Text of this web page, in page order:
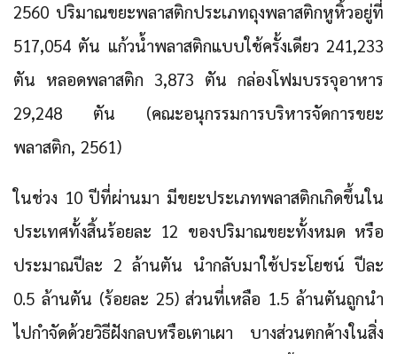
2560 ปริมาณขยะพลาสติกประเภทถุงพลาสติกหูหิ้วอยู่ที่
517,054 ตัน แก้วน้ำพลาสติกแบบใช้ครั้งเดียว 241,233
ตัน หลอดพลาสติก 3,873 ตัน กล่องโฟมบรรจุอาหาร
29,248 ตัน (คณะอนุกรรมการบริหารจัดการขยะ
พลาสติก, 2561)
ในช่วง 10 ปีที่ผ่านมา มีขยะประเภทพลาสติกเกิดขึ้นใน
ประเทศทั้งสิ้นร้อยละ 12 ของปริมาณขยะทั้งหมด หรือ
ประมาณปีละ 2 ล้านตัน นำกลับมาใช้ประโยชน์ ปีละ
0.5 ล้านตัน (ร้อยละ 25) ส่วนที่เหลือ 1.5 ล้านตันถูกนำ
ไปกำจัดด้วยวิธีฝังกลบหรือเตาเผา บางส่วนตกค้างในสิ่ง